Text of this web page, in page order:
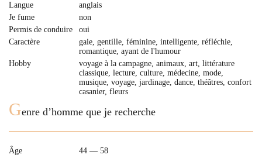
Langue
anglais
Je fume
non
Permis de conduire
oui
Caractère
gaie, gentille, féminine, intelligente, réfléchie,
romantique, ayant de l'humour
Hobby
voyage à la campagne, animaux, art, littérature
classique, lecture, culture, médecine, mode,
musique, voyage, jardinage, dance, théâtres, confort
casanier, fleurs
Genre d’homme que je recherche
Âge
44 — 58